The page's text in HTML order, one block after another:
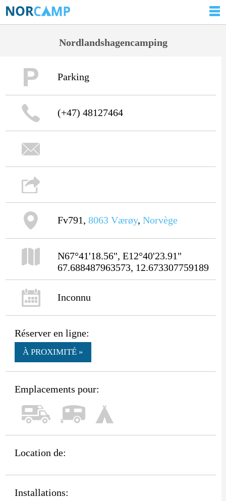
Nordlandshagencamping
Parking
(+47) 48127464
Fv791, 8063 Værøy, Norvège
N67°41'18.56", E12°40'23.91"
67.688487963573, 12.673307759189
Inconnu
Réserver en ligne:
À PROXIMITÉ »
Emplacements pour:
Location de:
Installations: